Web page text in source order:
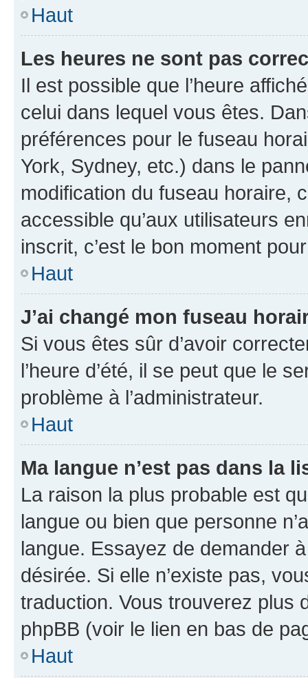
Haut
Les heures ne sont pas
Il est possible que l’heure
celui dans lequel vous êtes.
préférences pour le fuseau
York, Sydney, etc.) dans le
modification du fuseau horaire,
accessible qu’aux utilisateurs
inscrit, c’est le bon moment
Haut
J’ai changé mon fuseau
Si vous êtes sûr d’avoir
l’heure d’été, il se peut que le
problème à l’administrateur.
Haut
Ma langue n’est pas dans la
La raison la plus probable est
langue ou bien que personne
langue. Essayez de demander
désirée. Si elle n’existe pas,
traduction. Vous trouverez plus
phpBB (voir le lien en bas de
Haut